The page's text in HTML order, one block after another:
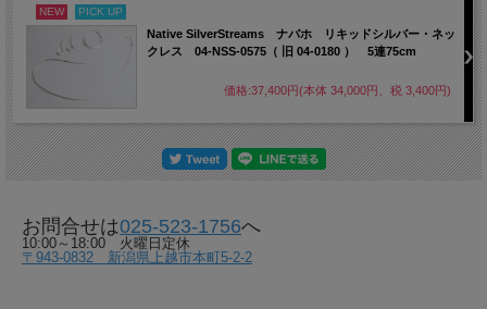
NEW PICK UP
Native SilverStreams ナバホ リキッドシルバー・ネッ
クレス 04-NSS-0575（ 旧 04-0180 ） 5連75cm
価格:37,400円(本体 34,000円、税 3,400円)
お問合せは025-523-1756へ
10:00～18:00 火曜日定休
〒943-0832 新潟県上越市本町5-2-2